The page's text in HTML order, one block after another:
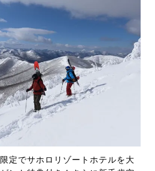
定でサホロリゾートホテルを大